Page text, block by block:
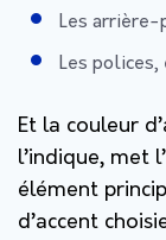
Les arrière-
Les polices,
Et la couleur
l’indique, met
élément
d’accent